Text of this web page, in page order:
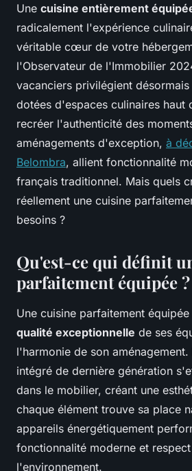
Une cuisine entièrement
radicalement l'expérience
véritable cœur de votre
l'Observateur de l'Immobilier
vacanciers privilégient
dotées d'espaces culinaires haut
recréer l'authenticité des
aménagements d'exception, à
Belombra, allient fonctionnalité
français traditionnel. Mais quels
réellement une cuisine
besoins ?
Qu'est-ce qui définit
parfaitement équipée ?
Une cuisine parfaitement
qualité exceptionnelle de ses
l'harmonie de son
intégré de dernière génération
dans le mobilier, créant une
chaque élément trouve sa place
appareils énergétiquement
fonctionnalité moderne et
l'environnement.